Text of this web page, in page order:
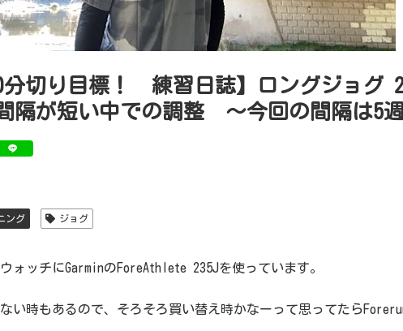
分切り目標！ 練習日誌】ロングジョグ
隔が短い中での調整 〜今回の間隔は5
ング ジョグ
ォッチにGarminのForeAthlete 235Jを使っています。
い時もあるので、そろそろ買い替え時かなーって思ってたら